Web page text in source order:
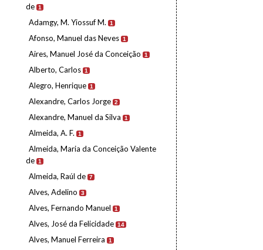
de 1
Adamgy, M. Yiossuf M. 1
Afonso, Manuel das Neves 1
Aires, Manuel José da Conceição 1
Alberto, Carlos 1
Alegro, Henrique 1
Alexandre, Carlos Jorge 2
Alexandre, Manuel da Silva 1
Almeida, A. F. 1
Almeida, Maria da Conceição Valente
de 1
Almeida, Raúl de 7
Alves, Adelino 3
Alves, Fernando Manuel 1
Alves, José da Felicidade 14
Alves, Manuel Ferreira 1